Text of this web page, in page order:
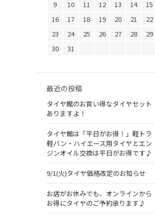
9
10 11 12 13 14
15
16
17 18 19 20 21
22
23
24 25 26 27 28
29
30
31
最近の投稿
タイヤ館のお買い得なタイヤセット
ありますよ！
タイヤ館は「平日がお得！」軽トラ
軽バン・ハイエース用タイヤとエン
ジンオイル交換は平日がお得です♪
9/1(火)タイヤ価格改定のお知らせ
お店がお休みでも、オンラインから
お得にタイヤのご予約承ります♪